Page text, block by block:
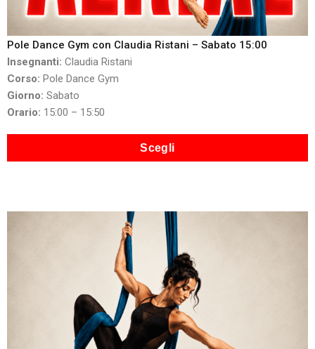
Pole Dance Gym con Claudia Ristani – Sabato 15:00
Insegnanti: Claudia Ristani
Corso: Pole Dance Gym
Giorno: Sabato
Orario: 15:00 – 15:50
Scegli